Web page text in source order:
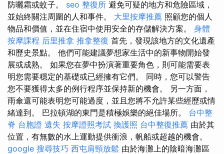
防曬霜或蚊子。 seo 整復所 避免可疑的地方和危險區域，
並始終關注周圍的人和事件。 大里按摩推薦 照顧您的個人
物品和價值，並在住宿中使用安全的存儲解決方案。 身體
按摩課程 后里推拿 推拿整復 首先，發現該地方的文化遺產
和歷史景點。 他們可能建議夢想家生活中的新事物開始發
展或成熟。 如果您在夢中扮演著重要角色，則可能需要表
明您需要穩定的基礎或已經擁有它們。 同時，您可以警告
您不要獲得太多的例行程序並保持新的機會。 另一方面，
雨傘還可能表明您可能過度，並且您將不允許某些經歷或情
緒達到。 巴拉頓湖的東門是積極娛樂的絕佳場所。 台中整
脊 台胞證 遺失 按摩證照考試 換護照 台中整復推薦 由於其
位置，有無數的水上運動提供衝浪，帆船或超越的機會。
google 搜尋技巧 西屯肩頸放鬆 由於海灘上的陰暗海灘區